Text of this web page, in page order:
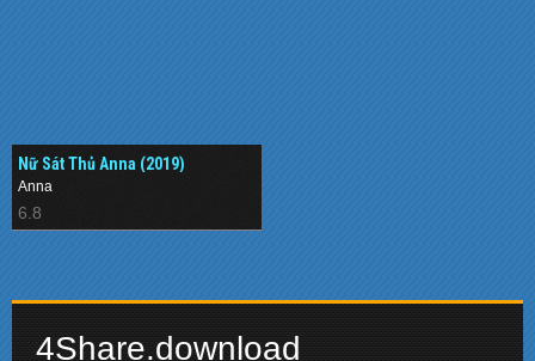
Nữ Sát Thủ Anna (2019)
Anna
6.8
4Share.download